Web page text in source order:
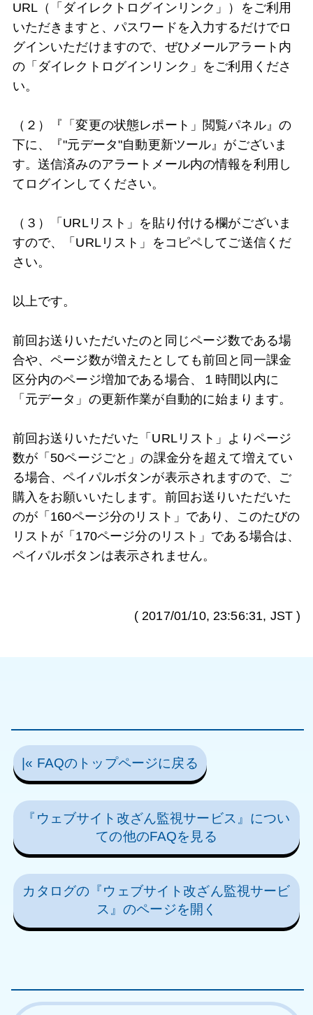
URL（「ダイレクトログインリンク」）をご利用
いただきますと、パスワードを入力するだけでロ
グインいただけますので、ぜひメールアラート内
の「ダイレクトログインリンク」をご利用くださ
い。
（２）『「変更の状態レポート」閲覧パネル』の
下に、『"元データ"自動更新ツール』がございま
す。送信済みのアラートメール内の情報を利用し
てログインしてください。
（３）「URLリスト」を貼り付ける欄がございま
すので、「URLリスト」をコピペしてご送信くだ
さい。
以上です。
前回お送りいただいたのと同じページ数である場
合や、ページ数が増えたとしても前回と同一課金
区分内のページ増加である場合、１時間以内に
「元データ」の更新作業が自動的に始まります。
前回お送りいただいた「URLリスト」よりページ
数が「50ページごと」の課金分を超えて増えてい
る場合、ペイパルボタンが表示されますので、ご
購入をお願いいたします。前回お送りいただいた
のが「160ページ分のリスト」であり、このたびの
リストが「170ページ分のリスト」である場合は、
ペイパルボタンは表示されません。
( 2017/01/10, 23:56:31, JST )
|« FAQのトップページに戻る
『ウェブサイト改ざん監視サービス』につい
ての他のFAQを見る
カタログの『ウェブサイト改ざん監視サービ
ス』のページを開く